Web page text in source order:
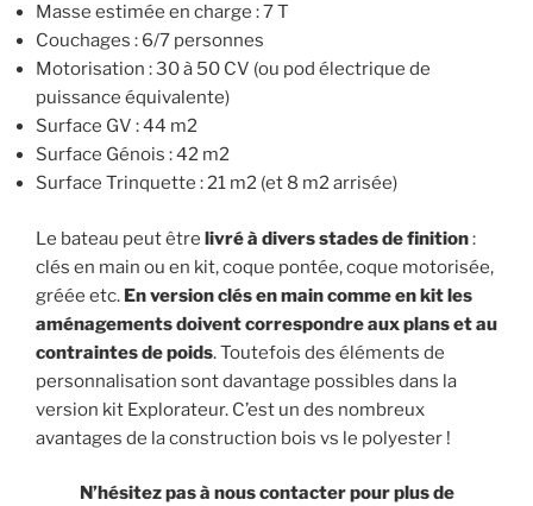
Masse estimée en charge : 7 T
Couchages : 6/7 personnes
Motorisation : 30 à 50 CV (ou pod électrique de
puissance équivalente)
Surface GV : 44 m2
Surface Génois : 42 m2
Surface Trinquette : 21 m2 (et 8 m2 arrisée)
Le bateau peut être livré à divers stades de finition:
clés en main ou en kit, coque pontée, coque motorisée,
gréée etc. En version clés en main comme en kit les
aménagements doivent correspondre aux plans et au
contraintes de poids. Toutefois des éléments de
personnalisation sont davantage possibles dans la
version kit Explorateur. C’est un des nombreux
avantages de la construction bois vs le polyester !
N’hésitez pas à nous contacter pour plus de